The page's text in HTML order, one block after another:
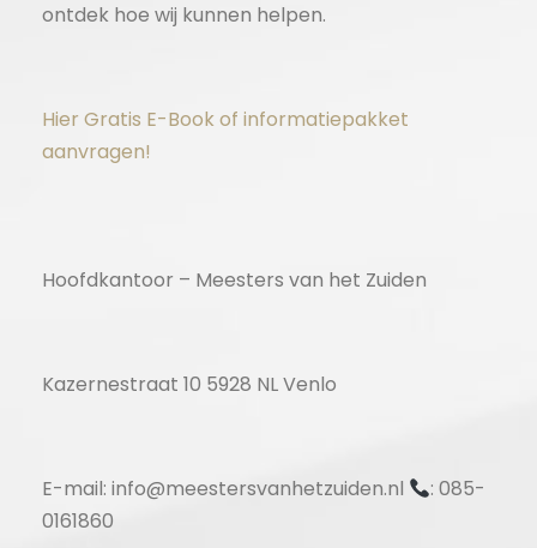
ontdek hoe wij kunnen helpen.
Hier Gratis E-Book of informatiepakket
aanvragen!
Hoofdkantoor – Meesters van het Zuiden
Kazernestraat 10 5928 NL Venlo
E-mail: info@meestersvanhetzuiden.nl
: 085-
0161860